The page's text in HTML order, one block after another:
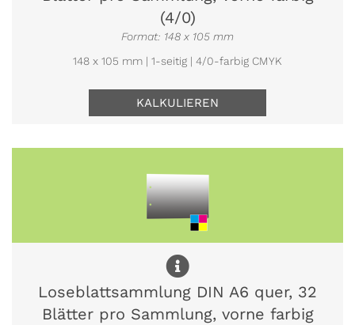
(4/0)
Format: 148 x 105 mm
148 x 105 mm | 1-seitig | 4/0-farbig CMYK
KALKULIEREN
Loseblattsammlung DIN A6 quer, 32
Blätter pro Sammlung, vorne farbig